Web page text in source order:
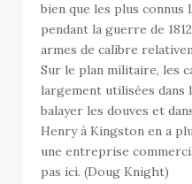
bien que les plus
pendant la guerre de
armes de calibre
Sur le plan militaire, les
largement utilisées
balayer les douves et
Henry à Kingston en a
une entreprise
pas ici. (Doug Knight)